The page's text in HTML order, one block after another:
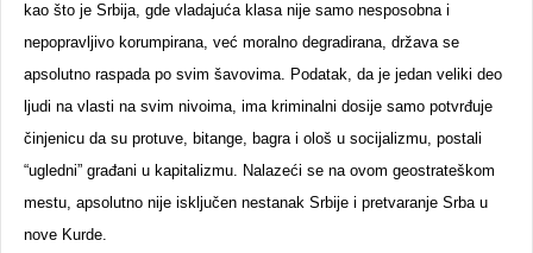
kao što je Srbija, gde vladajuća klasa nije samo nesposobna i
nepopravljivo korumpirana, već moralno degradirana, država se
apsolutno raspada po svim šavovima. Podatak, da je jedan veliki deo
ljudi na vlasti na svim nivoima, ima kriminalni dosije samo potvrđuje
činjenicu da su protuve, bitange, bagra i ološ u socijalizmu, postali
“ugledni” građani u kapitalizmu. Nalazeći se na ovom geostrateškom
mestu, apsolutno nije isključen nestanak Srbije i pretvaranje Srba u
nove Kurde.